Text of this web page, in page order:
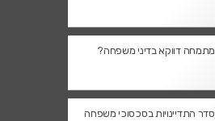
דווקא בדיני משפחה?
התדיינויות בסכסוכי משפחה